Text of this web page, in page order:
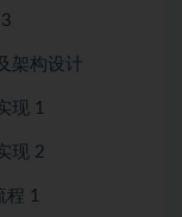
架构设计
现 1
现 2
1